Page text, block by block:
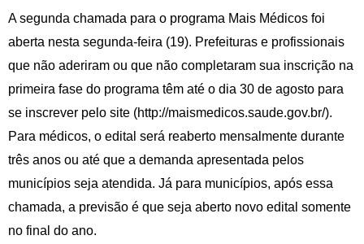
A segunda chamada para o programa Mais Médicos foi
aberta nesta segunda-feira (19). Prefeituras e profissionais
que não aderiram ou que não completaram sua inscrição na
primeira fase do programa têm até o dia 30 de agosto para
se inscrever pelo site (http://maismedicos.saude.gov.br/).
Para médicos, o edital será reaberto mensalmente durante
três anos ou até que a demanda apresentada pelos
municípios seja atendida. Já para municípios, após essa
chamada, a previsão é que seja aberto novo edital somente
no final do ano.